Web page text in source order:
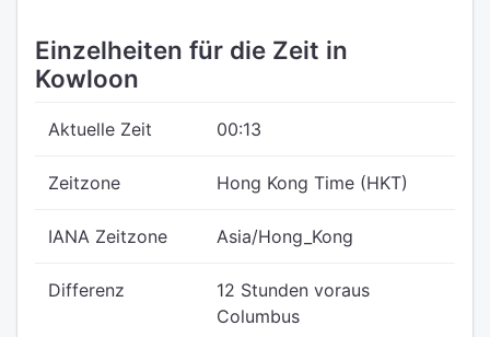
Einzelheiten für die Zeit in
Kowloon
Aktuelle Zeit 00:13
Zeitzone Hong Kong Time (HKT)
IANA Zeitzone Asia/Hong_Kong
Differenz
12 Stunden voraus
Columbus